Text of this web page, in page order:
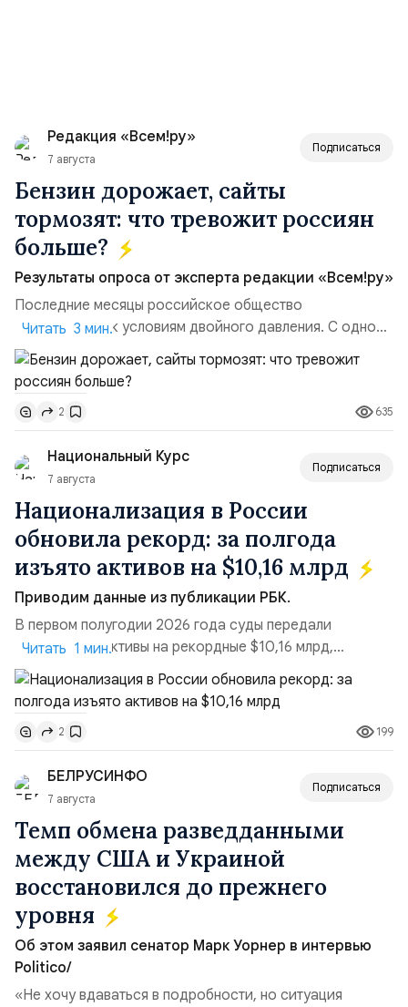
Редакция «Всем!ру»
7 августа
Подписаться
Бензин дорожает, сайты
тормозят: что тревожит россиян
больше?
Результаты опроса от эксперта редакции «Всем!ру»
Последние месяцы российское общество
адаптируется к условиям двойного давления. С одной
стороны, происходит рост цен на товары первой
необходимости, инфляция и локальные сбои в
поставках бензина. А с другой – технологическая
турбулентность: перебои в работе интернета,
блокировки сайтов, необходимость осваивать VPN и
российские платформы.Что из этого бье...
Читать 3 мин.
2 635
Национальный Курс
7 августа
Подписаться
Национализация в России
обновила рекорд: за полгода
изъято активов на $10,16 млрд
Приводим данные из публикации РБК.
В первом полугодии 2026 года суды передали
государству активы на рекордные $10,16 млрд,
подсчитали аналитики AK&M. Это в 2,5 раза больше,
чем за аналогичный период 2025 года ($3,95 млрд).
Всего зафиксировано 15 национализационных
транзакций, которые обеспечили 42,2% денежного
объёма всего российского рынка слияний и
поглощений. Крупнейшей ...
Читать 1 мин.
2 199
БЕЛРУСИНФО
7 августа
Подписаться
Темп обмена разведданными
между США и Украиной
восстановился до прежнего
уровня
Об этом заявил сенатор Марк Уорнер в интервью
Politico/
«Не хочу вдаваться в подробности, но ситуация